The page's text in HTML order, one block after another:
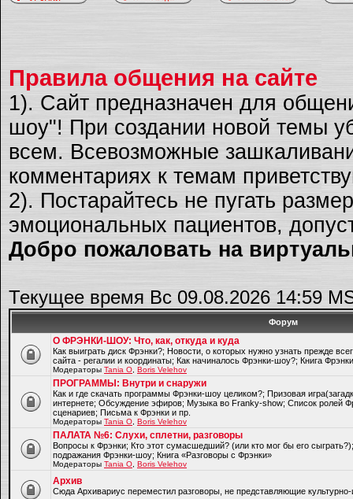
Правила общения на сайте
1). Сайт предназначен для
шоу"! При создании новой темы
всем. Всевозможные
комментариях к темам
2). Постарайтесь не пугать
эмоциональных пациентов,
Добро пожаловать на
Текущее время Вс 09.08.2026 14:59
Форум
О ФРЭНКИ-ШОУ: Что, как, откуда и куда
Как выиграть диск Фрэнки?; Новости, о которых нужно узнать прежде
сайта - регалии и координаты; Как начиналось Фрэнки-шоу?; Книга
Модераторы Tania O Boris Velehov
ПРОГРАММЫ: Внутри и снаружи
Как и где скачать программы Фрэнки-шоу целиком?; Призовая
интернете; Обсуждение эфиров; Музыка во Franky-show; Список ролей
сценариев; Письма к Фрэнки и пр.
Модераторы Tania O Boris Velehov
ПАЛАТА №6: Слухи, сплетни, разговоры
Вопросы к Фрэнки; Кто этот сумасшедший? (или кто мог бы его
подражания Фрэнки-шоу; Книга «Разговоры с Фрэнки»
Модераторы Tania O Boris Velehov
Архив
Cюда Архивариус переместил разговоры, не представляющие культурно-